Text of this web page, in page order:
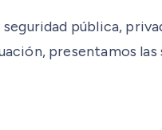
pública,
presentamos